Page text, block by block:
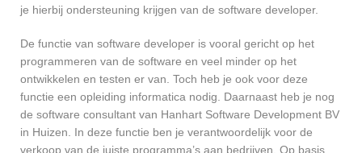
je hierbij ondersteuning krijgen van de software developer.
De functie van software developer is vooral gericht op het
programmeren van de software en veel minder op het
ontwikkelen en testen er van. Toch heb je ook voor deze
functie een opleiding informatica nodig. Daarnaast heb je nog
de software consultant van Hanhart Software Development BV
in Huizen. In deze functie ben je verantwoordelijk voor de
verkoop van de juiste programma’s aan bedrijven. Op basis